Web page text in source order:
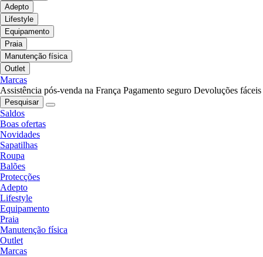
Adepto
Lifestyle
Equipamento
Praia
Manutenção física
Outlet
Marcas
Assistência pós-venda na França Pagamento seguro Devoluções fáceis
Pesquisar
Saldos
Boas ofertas
Novidades
Sapatilhas
Roupa
Balões
Protecções
Adepto
Lifestyle
Equipamento
Praia
Manutenção física
Outlet
Marcas